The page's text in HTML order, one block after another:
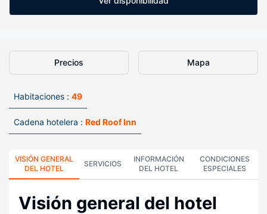
Precios Mapa
Habitaciones : 49
Cadena hotelera : Red Roof Inn
VISIÓN GENERAL
DEL HOTEL
SERVICIOS
INFORMACIÓN
DEL HOTEL
CONDICIONES
ESPECIALES
Visión general del hotel